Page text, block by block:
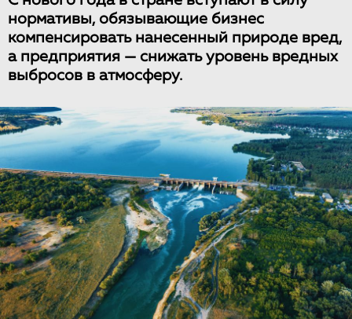
нормативы, обязывающие бизнес
компенсировать нанесенный природе вред,
а предприятия — снижать уровень вредных
выбросов в атмосферу.